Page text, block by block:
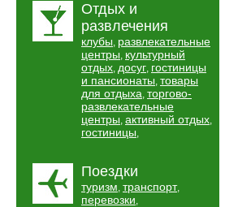
Отдых и
развлечения
клубы, развлекательные
центры, культурный
отдых, досуг, гостиницы
и пансионаты, товары
для отдыха, торгово-
развлекательные
центры, активный отдых,
гостиницы,
Поездки
туризм, транспорт,
перевозки,